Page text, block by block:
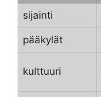
sijainti
pääkylät
kulttuuri